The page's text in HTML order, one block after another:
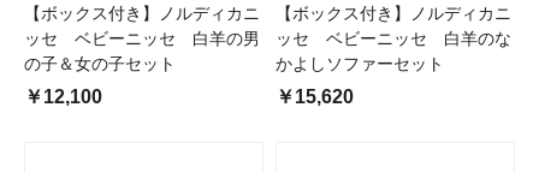
【ボックス付き】ノルディカニ
ッセ ベビーニッセ 白羊の男
の子＆女の子セット
￥12,100
【ボックス付き】ノルディカニ
ッセ ベビーニッセ 白羊のな
かよしソファーセット
￥15,620